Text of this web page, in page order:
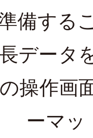
備する
データ
操作画
ーマッ